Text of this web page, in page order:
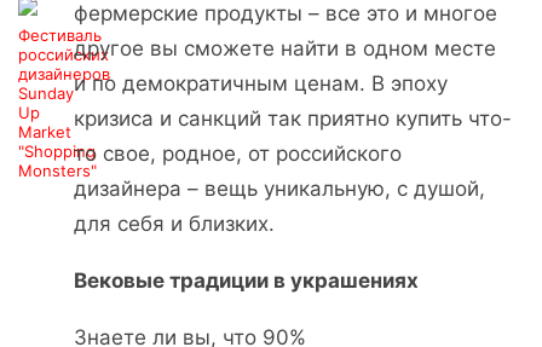
Фестиваль
российских
дизайнеров
Sunday
Up
Market
"Shopping
Monsters"
фермерские продукты – все это и многое
другое вы сможете найти в одном месте
и по демократичным ценам. В эпоху
кризиса и санкций так приятно купить что-
то свое, родное, от российского
дизайнера – вещь уникальную, с душой,
для себя и близких.
Вековые традиции в украшениях
Знаете ли вы, что 90%